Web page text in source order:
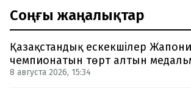
Соңғы жаңалықтар
Қазақстандық ескекшілер
чемпионатын төрт алтын
8 августа 2026, 15:34